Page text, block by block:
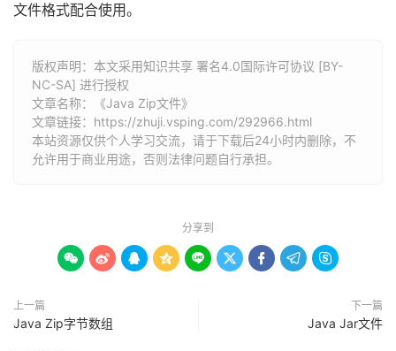
文件格式配合使用。
版权声明：本文采用知识共享 署名4.0国际许可协议 [BY-
NC-SA] 进行授权
文章名称：《Java Zip文件》
文章链接： https://zhuji.vsping.com/292966.html
本站资源仅供个人学习交流，请于下载后24小时内删除，不
允许用于商业用途，否则法律问题自行承担。
分享到
        
上一篇
Java Zip字节数组
下一篇
Java Jar文件